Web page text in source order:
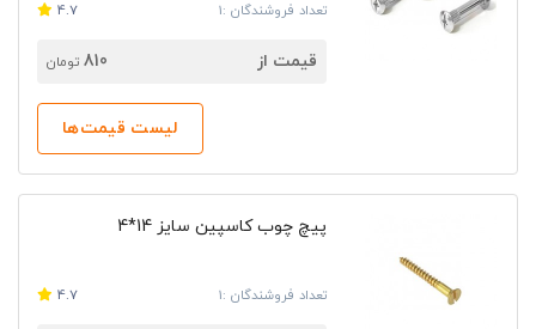
تعداد فروشندگان :1 4.7
قیمت از 810 تومان
لیست قیمت‌ها
پیچ چوب کاسپین سایز 14*4
تعداد فروشندگان :1 4.7